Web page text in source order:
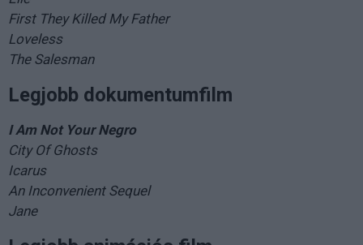
First They Killed My Father
Loveless
The Salesman
Legjobb dokumentumfilm
I Am Not Your Negro
City Of Ghosts
Icarus
An Inconvenient Sequel
Jane